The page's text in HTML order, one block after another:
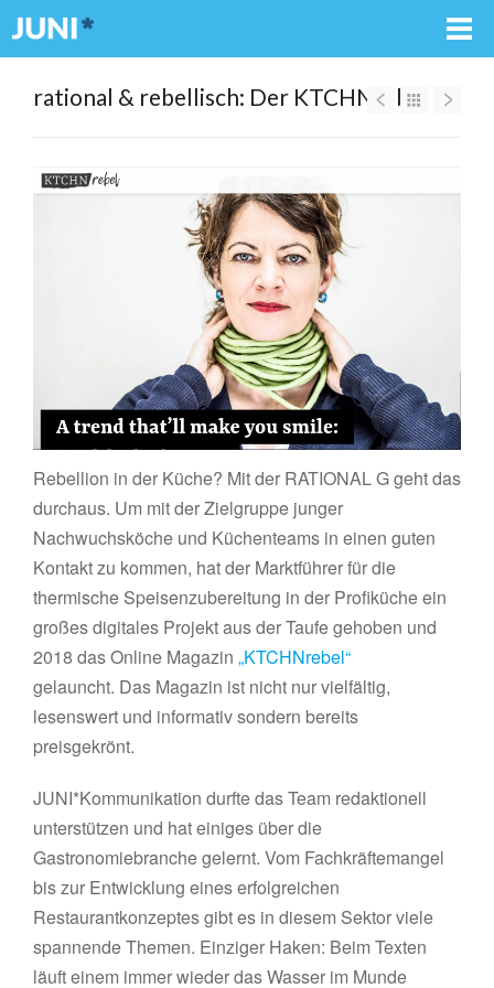
rational & rebellisch: Der KTCHNrebel
Rebellion in der Küche? Mit der RATIONAL G geht das
durchaus. Um mit der Zielgruppe junger
Nachwuchsköche und Küchenteams in einen guten
Kontakt zu kommen, hat der Marktführer für die
thermische Speisenzubereitung in der Profiküche ein
großes digitales Projekt aus der Taufe gehoben und
2018 das Online Magazin „KTCHNrebel“
gelauncht. Das Magazin ist nicht nur vielfältig,
lesenswert und informativ sondern bereits
preisgekrönt.
JUNI*Kommunikation durfte das Team redaktionell
unterstützen und hat einiges über die
Gastronomiebranche gelernt. Vom Fachkräftemangel
bis zur Entwicklung eines erfolgreichen
Restaurantkonzeptes gibt es in diesem Sektor viele
spannende Themen. Einziger Haken: Beim Texten
läuft einem immer wieder das Wasser im Munde